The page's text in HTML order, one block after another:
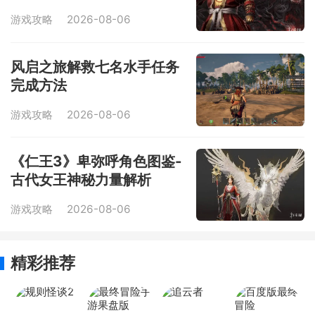
游戏攻略 2026-08-06
风启之旅解救七名水手任务
完成方法
游戏攻略 2026-08-06
《仁王3》卑弥呼角色图鉴-
古代女王神秘力量解析
游戏攻略 2026-08-06
精彩推荐